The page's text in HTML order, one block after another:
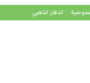
الدفتر الذهبي